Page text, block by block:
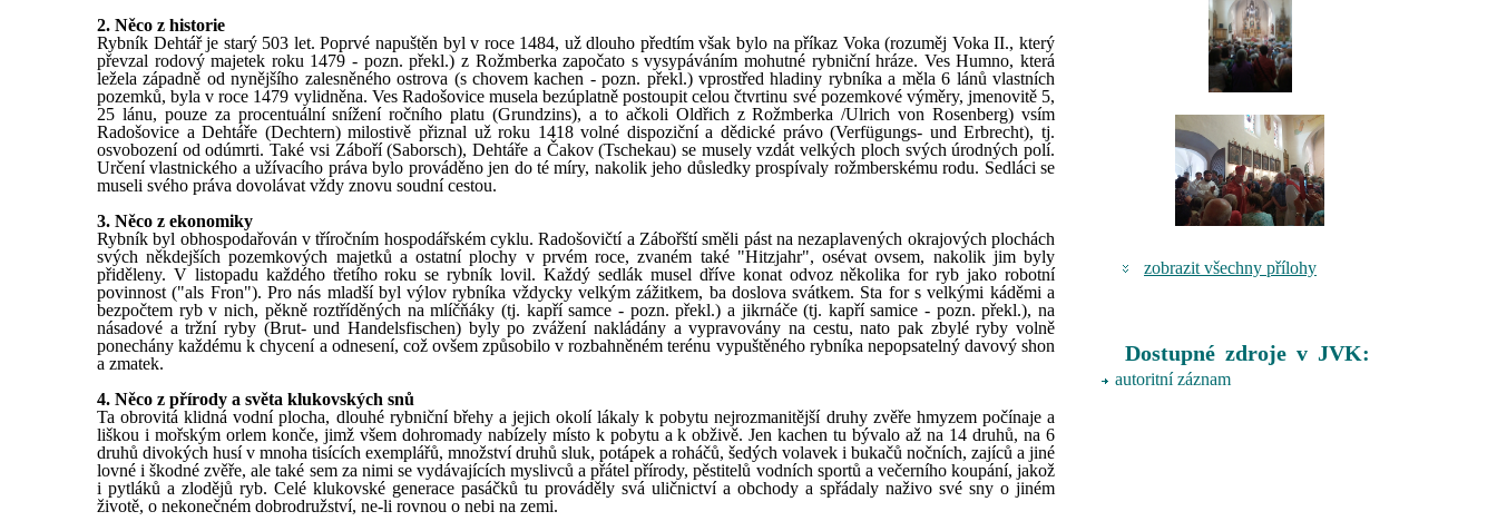
2. Něco z historie
Rybník Dehtář je starý 503 let. Poprvé napuštěn byl v roce 1484, už dlouho předtím však bylo na příkaz Voka (rozuměj Voka II., který
převzal rodový majetek roku 1479 - pozn. překl.) z Rožmberka započato s vysypáváním mohutné rybniční hráze. Ves Humno, která
ležela západně od nynějšího zalesněného ostrova (s chovem kachen - pozn. překl.) vprostřed hladiny rybníka a měla 6 lánů vlastních
pozemků, byla v roce 1479 vylidněna. Ves Radošovice musela bezúplatně postoupit celou čtvrtinu své pozemkové výměry, jmenovitě 5,
25 lánu, pouze za procentuální snížení ročního platu (Grundzins), a to ačkoli Oldřich z Rožmberka /Ulrich von Rosenberg) vsím
Radošovice a Dehtáře (Dechtern) milostivě přiznal už roku 1418 volné dispoziční a dědické právo (Verfügungs- und Erbrecht), tj.
osvobození od odúmrti. Také vsi Záboří (Saborsch), Dehtáře a Čakov (Tschekau) se musely vzdát velkých ploch svých úrodných polí.
Určení vlastnického a užívacího práva bylo prováděno jen do té míry, nakolik jeho důsledky prospívaly rožmberskému rodu. Sedláci se
museli svého práva dovolávat vždy znovu soudní cestou.
3. Něco z ekonomiky
Rybník byl obhospodařován v tříročním hospodářském cyklu. Radošovičtí a Zábořští směli pást na nezaplavených okrajových plochách
svých někdejších pozemkových majetků a ostatní plochy v prvém roce, zvaném také "Hitzjahr", osévat ovsem, nakolik jim byly
přiděleny. V listopadu každého třetího roku se rybník lovil. Každý sedlák musel dříve konat odvoz několika for ryb jako robotní
povinnost ("als Fron"). Pro nás mladší byl výlov rybníka vždycky velkým zážitkem, ba doslova svátkem. Sta for s velkými káděmi a
bezpočtem ryb v nich, pěkně roztříděných na mlíčňáky (tj. kapří samce - pozn. překl.) a jikrnáče (tj. kapří samice - pozn. překl.), na
násadové a tržní ryby (Brut- und Handelsfischen) byly po zvážení nakládány a vypravovány na cestu, nato pak zbylé ryby volně
ponechány každému k chycení a odnesení, což ovšem způsobilo v rozbahněném terénu vypuštěného rybníka nepopsatelný davový shon
a zmatek.
4. Něco z přírody a světa klukovských snů
Ta obrovitá klidná vodní plocha, dlouhé rybniční břehy a jejich okolí lákaly k pobytu nejrozmanitější druhy zvěře hmyzem počínaje a
liškou i mořským orlem konče, jimž všem dohromady nabízely místo k pobytu a k obživě. Jen kachen tu bývalo až na 14 druhů, na 6
druhů divokých husí v mnoha tisících exemplářů, množství druhů sluk, potápek a roháčů, šedých volavek i bukačů nočních, zajíců a jiné
lovné i škodné zvěře, ale také sem za nimi se vydávajících myslivců a přátel přírody, pěstitelů vodních sportů a večerního koupání, jakož
i pytláků a zlodějů ryb. Celé klukovské generace pasáčků tu prováděly svá uličnictví a obchody a spřádaly naživo své sny o jiném
životě, o nekonečném dobrodružství, ne-li rovnou o nebi na zemi.
zobrazit všechny přílohy
Dostupné zdroje v JVK:
autoritní záznam